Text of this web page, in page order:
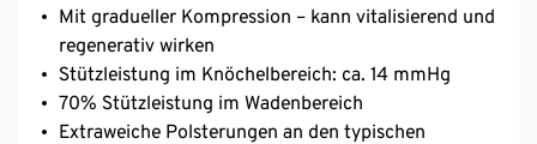
Mit gradueller Kompression – kann vitalisierend und
regenerativ wirken
Stützleistung im Knöchelbereich: ca. 14 mmHg
70% Stützleistung im Wadenbereich
Extraweiche Polsterungen an den typischen